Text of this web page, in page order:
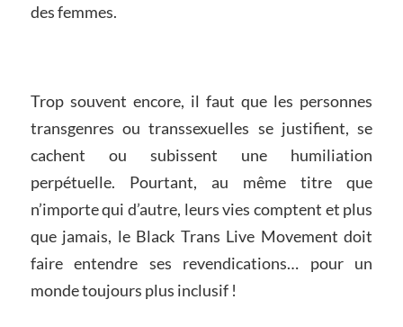
des femmes.
Trop souvent encore, il faut que les personnes
transgenres ou transsexuelles se justifient, se
cachent ou subissent une humiliation
perpétuelle. Pourtant, au même titre que
n’importe qui d’autre, leurs vies comptent et plus
que jamais, le Black Trans Live Movement doit
faire entendre ses revendications… pour un
monde toujours plus inclusif !